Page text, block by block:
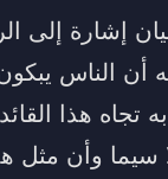
إشارة
الناس
تجاه هذا
وأن مثل